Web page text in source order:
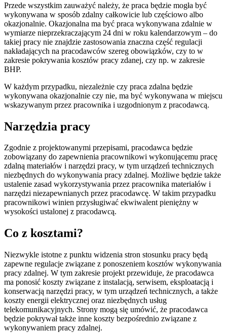
Przede wszystkim zauważyć należy, że praca będzie mogła być
wykonywana w sposób zdalny całkowicie lub częściowo albo
okazjonalnie. Okazjonalna ma być praca wykonywana zdalnie w
wymiarze nieprzekraczającym 24 dni w roku kalendarzowym – do
takiej pracy nie znajdzie zastosowania znaczna część regulacji
nakładających na pracodawców szereg obowiązków, czy to w
zakresie pokrywania kosztów pracy zdanej, czy np. w zakresie
BHP.
W każdym przypadku, niezależnie czy praca zdalna będzie
wykonywana okazjonalnie czy nie, ma być wykonywana w miejscu
wskazywanym przez pracownika i uzgodnionym z pracodawcą.
Narzędzia pracy
Zgodnie z projektowanymi przepisami, pracodawca będzie
zobowiązany do zapewnienia pracownikowi wykonującemu pracę
zdalną materiałów i narzędzi pracy, w tym urządzeń technicznych
niezbędnych do wykonywania pracy zdalnej. Możliwe będzie także
ustalenie zasad wykorzystywania przez pracownika materiałów i
narzędzi niezapewnianych przez pracodawcę. W takim przypadku
pracownikowi winien przysługiwać ekwiwalent pieniężny w
wysokości ustalonej z pracodawcą.
Co z kosztami?
Niezwykle istotne z punktu widzenia stron stosunku pracy będą
zapewne regulacje związane z ponoszeniem kosztów wykonywania
pracy zdalnej. W tym zakresie projekt przewiduje, że pracodawca
ma ponosić koszty związane z instalacją, serwisem, eksploatacją i
konserwacją narzędzi pracy, w tym urządzeń technicznych, a także
koszty energii elektrycznej oraz niezbędnych usług
telekomunikacyjnych. Strony mogą się umówić, że pracodawca
będzie pokrywał także inne koszty bezpośrednio związane z
wykonywaniem pracy zdalnej.